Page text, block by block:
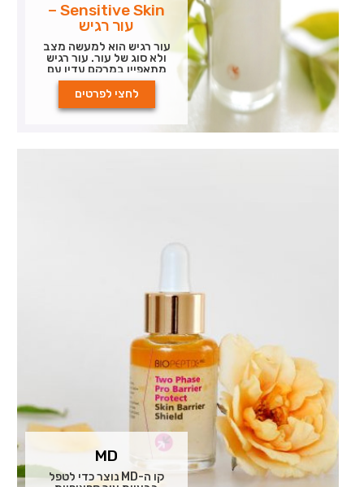
Sensitive Skin –
עור רגיש
עור רגיש הוא למעשה מצב
ולא סוג של עור. עור רגיש
מתאפיין במרקם עדין עם
שכבת עור חיצונית דקה
וכלי דם שטחיים. הוא בדרך
לתגובות אלרגיות. עור
רגיש מפגין תגובות יתר של
לחצי לפרטים
MD
קו ה-MD נוצר כדי לטפל